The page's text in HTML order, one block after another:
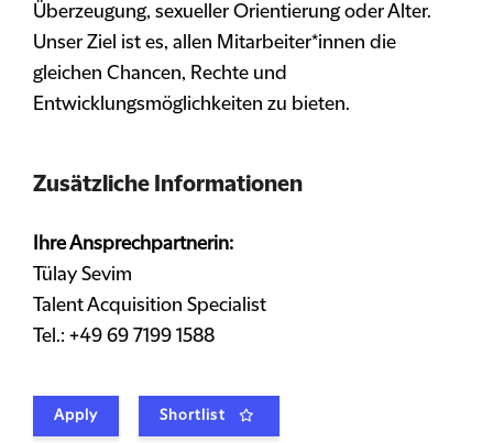
Überzeugung, sexueller Orientierung oder Alter.
Unser Ziel ist es, allen Mitarbeiter*innen die
gleichen Chancen, Rechte und
Entwicklungsmöglichkeiten zu bieten.
Zusätzliche Informationen
Ihre Ansprechpartnerin:
Tülay Sevim
Talent Acquisition Specialist
Tel.: +49 69 7199 1588
Apply Shortlist